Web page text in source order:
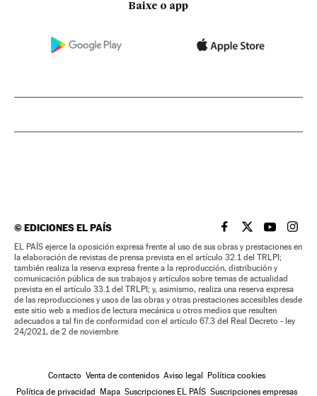
Baixe o app
©EDICIONES EL PAÍS EL PAÍS BRASIL EN
EL PAÍSEL PAÍS
EL
EL PAÍS ejerce la oposición expresa frente al uso de sus obras y prestaciones en
la elaboración de revistas de prensa prevista en el artículo 32.1 del TRLPI;
también realiza la reserva expresa frente a la reproducción, distribución y
comunicación pública de sus trabajos y artículos sobre temas de actualidad
prevista en el artículo 33.1 del TRLPI; y, asimismo, realiza una reserva expresa
de las reproducciones y usos de las obras y otras prestaciones accesibles desde
este sitio web a medios de lectura mecánica u otros medios que resulten
adecuados a tal fin de conformidad con el artículo 67.3 del Real Decreto - ley
24/2021, de 2 de noviembre
Contacto Venta de contenidos Aviso legal
Política cookies
Política de privacidad
Mapa Suscripciones EL PAÍS Suscripciones empresas